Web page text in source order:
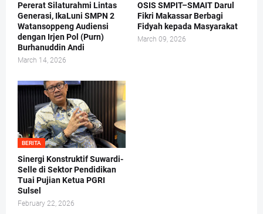
Pererat Silaturahmi Lintas
Generasi, IkaLuni SMPN 2
Watansoppeng Audiensi
dengan Irjen Pol (Purn)
Burhanuddin Andi
March 14, 2026
OSIS SMPIT–SMAIT Darul
Fikri Makassar Berbagi
Fidyah kepada Masyarakat
March 09, 2026
BERITA
Sinergi Konstruktif Suwardi-
Selle di Sektor Pendidikan
Tuai Pujian Ketua PGRI
Sulsel
February 22, 2026